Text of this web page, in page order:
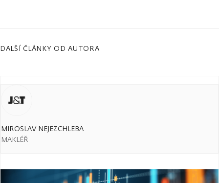
DALŠÍ ČLÁNKY OD AUTORA
MIROSLAV NEJEZCHLEBA
MAKLÉŘ